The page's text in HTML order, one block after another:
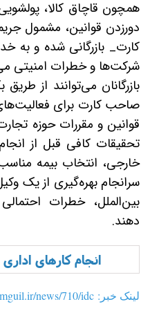
همچون قاچاق کالا،
دورزدن قوانین، مشمول
کارت_ بازرگانی شده و به
شرکت‌ها و خطرات امنیتی
بازرگانان می‌توانند از
صاحب کارت برای
قوانین و مقررات حوزه
تحقیقات کافی قبل از
خارجی، انتخاب بیمه
سرانجام بهره‌گیری از یک
بین‌الملل، خطرات
دهند.
انجام کارهای
لینک خبر: https://iccimguil.ir/news/710/idc